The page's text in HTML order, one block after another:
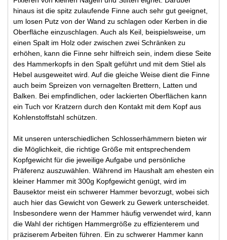
hinaus ist die spitz zulaufende Finne auch sehr gut geeignet,
um losen Putz von der Wand zu schlagen oder Kerben in die
Oberfläche einzuschlagen. Auch als Keil, beispielsweise, um
einen Spalt im Holz oder zwischen zwei Schränken zu
erhöhen, kann die Finne sehr hilfreich sein, indem diese Seite
des Hammerkopfs in den Spalt geführt und mit dem Stiel als
Hebel ausgeweitet wird. Auf die gleiche Weise dient die Finne
auch beim Spreizen von vernagelten Brettern, Latten und
Balken. Bei empfindlichen, oder lackierten Oberflächen kann
ein Tuch vor Kratzern durch den Kontakt mit dem Kopf aus
Kohlenstoffstahl schützen.
Mit unseren unterschiedlichen Schlosserhämmern bieten wir
die Möglichkeit, die richtige Größe mit entsprechendem
Kopfgewicht für die jeweilige Aufgabe und persönliche
Präferenz auszuwählen. Während im Haushalt am ehesten ein
kleiner Hammer mit 300g Kopfgewicht genügt, wird im
Bausektor meist ein schwerer Hammer bevorzugt, wobei sich
auch hier das Gewicht von Gewerk zu Gewerk unterscheidet.
Insbesondere wenn der Hammer häufig verwendet wird, kann
die Wahl der richtigen Hammergröße zu effizienterem und
präziserem Arbeiten führen. Ein zu schwerer Hammer kann